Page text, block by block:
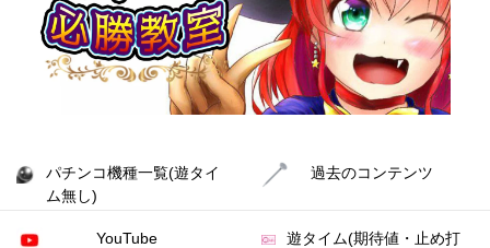
パチンコ機種一覧(遊タイ
ム無し)
過去のコンテンツ
YouTube
遊タイム(期待値・止め打